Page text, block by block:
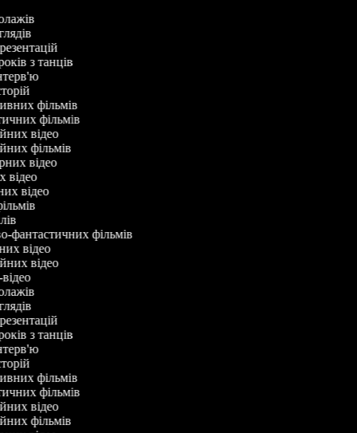
з танців
фільмів
фільмів
відео
фільмів
відео
відео
відео
фантастичних фільмів
відео
відео
з танців
фільмів
фільмів
відео
фільмів